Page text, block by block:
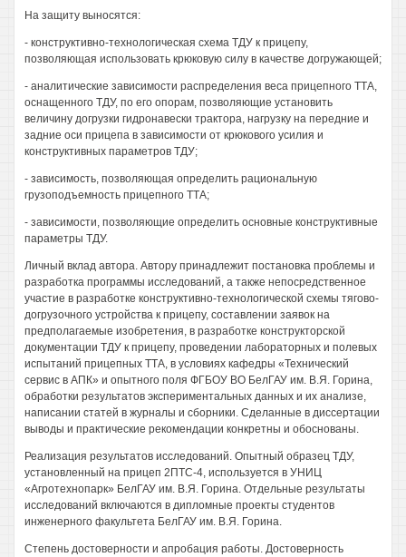
На защиту выносятся:
- конструктивно-технологическая схема ТДУ к прицепу,
позволяющая использовать крюковую силу в качестве догружающей;
- аналитические зависимости распределения веса прицепного ТТА,
оснащенного ТДУ, по его опорам, позволяющие установить
величину догрузки гидронавески трактора, нагрузку на передние и
задние оси прицепа в зависимости от крюкового усилия и
конструктивных параметров ТДУ;
- зависимость, позволяющая определить рациональную
грузоподъемность прицепного ТТА;
- зависимости, позволяющие определить основные конструктивные
параметры ТДУ.
Личный вклад автора. Автору принадлежит постановка проблемы и
разработка программы исследований, а также непосредственное
участие в разработке конструктивно-технологической схемы тягово-
догрузочного устройства к прицепу, составлении заявок на
предполагаемые изобретения, в разработке конструкторской
документации ТДУ к прицепу, проведении лабораторных и полевых
испытаний прицепных ТТА, в условиях кафедры «Технический
сервис в АПК» и опытного поля ФГБОУ ВО БелГАУ им. В.Я. Горина,
обработки результатов экспериментальных данных и их анализе,
написании статей в журналы и сборники. Сделанные в диссертации
выводы и практические рекомендации конкретны и обоснованы.
Реализация результатов исследований. Опытный образец ТДУ,
установленный на прицеп 2ПТС-4, используется в УНИЦ
«Агротехнопарк» БелГАУ им. В.Я. Горина. Отдельные результаты
исследований включаются в дипломные проекты студентов
инженерного факультета БелГАУ им. В.Я. Горина.
Степень достоверности и апробация работы. Достоверность